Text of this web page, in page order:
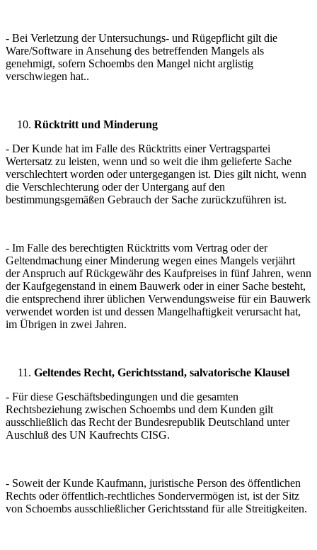
- Bei Verletzung der Untersuchungs- und Rügepflicht gilt die
Ware/Software in Ansehung des betreffenden Mangels als
genehmigt, sofern Schoembs den Mangel nicht arglistig
verschwiegen hat..
Rücktritt und Minderung
- Der Kunde hat im Falle des Rücktritts einer Vertragspartei
Wertersatz zu leisten, wenn und so weit die ihm gelieferte Sache
verschlechtert worden oder untergegangen ist. Dies gilt nicht, wenn
die Verschlechterung oder der Untergang auf den
bestimmungsgemäßen Gebrauch der Sache zurückzuführen ist.
- Im Falle des berechtigten Rücktritts vom Vertrag oder der
Geltendmachung einer Minderung wegen eines Mangels verjährt
der Anspruch auf Rückgewähr des Kaufpreises in fünf Jahren, wenn
der Kaufgegenstand in einem Bauwerk oder in einer Sache besteht,
die entsprechend ihrer üblichen Verwendungsweise für ein Bauwerk
verwendet worden ist und dessen Mangelhaftigkeit verursacht hat,
im Übrigen in zwei Jahren.
Geltendes Recht, Gerichtsstand, salvatorische Klausel
- Für diese Geschäftsbedingungen und die gesamten
Rechtsbeziehung zwischen Schoembs und dem Kunden gilt
ausschließlich das Recht der Bundesrepublik Deutschland unter
Auschluß des UN Kaufrechts CISG.
- Soweit der Kunde Kaufmann, juristische Person des öffentlichen
Rechts oder öffentlich-rechtliches Sondervermögen ist, ist der Sitz
von Schoembs ausschließlicher Gerichtsstand für alle Streitigkeiten.